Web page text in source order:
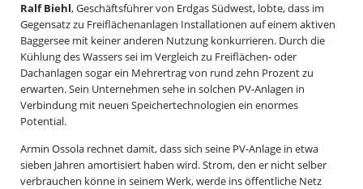
Ralf Biehl, Geschäftsführer von Erdgas Südwest, lobte, dass im
Gegensatz zu Freiflächenanlagen Installationen auf einem aktiven
Baggersee mit keiner anderen Nutzung konkurrieren. Durch die
Kühlung des Wassers sei im Vergleich zu Freiflächen- oder
Dachanlagen sogar ein Mehrertrag von rund zehn Prozent zu
erwarten. Sein Unternehmen sehe in solchen PV-Anlagen in
Verbindung mit neuen Speichertechnologien ein enormes
Potential.
Armin Ossola rechnet damit, dass sich seine PV-Anlage in etwa
sieben Jahren amortisiert haben wird. Strom, den er nicht selber
verbrauchen könne in seinem Werk, werde ins öffentliche Netz